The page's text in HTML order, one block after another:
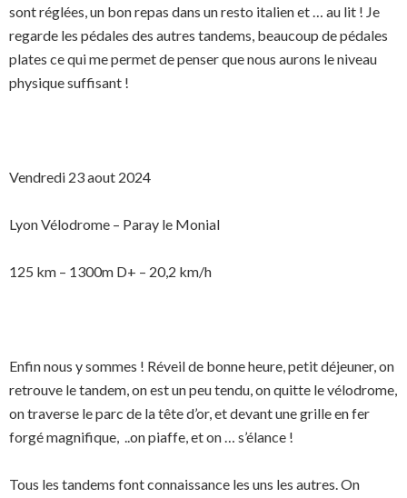
sont réglées, un bon repas dans un resto italien et … au lit ! Je
regarde les pédales des autres tandems, beaucoup de pédales
plates ce qui me permet de penser que nous aurons le niveau
physique suffisant !
Vendredi 23 aout 2024
Lyon Vélodrome – Paray le Monial
125 km – 1300m D+ – 20,2 km/h
Enfin nous y sommes ! Réveil de bonne heure, petit déjeuner, on
retrouve le tandem, on est un peu tendu, on quitte le vélodrome,
on traverse le parc de la tête d’or, et devant une grille en fer
forgé magnifique, ..on piaffe, et on … s’élance !
Tous les tandems font connaissance les uns les autres. On